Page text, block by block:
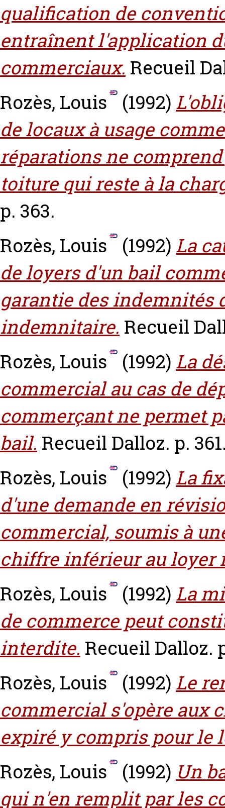
qualification de
entraînent l'application
commerciaux. Recueil
Rozès, Louis
(1992)
de locaux à usage
réparations ne
toiture qui reste à la
p. 363.
Rozès, Louis
(1992) La
de loyers d'un bail
garantie des indemnités
indemnitaire. Recueil
Rozès, Louis
(1992) La
commercial au cas de
commerçant ne permet
bail. Recueil Dalloz. p.
Rozès, Louis
(1992) La
d'une demande en
commercial, soumis à
chiffre inférieur au loyer
Rozès, Louis
(1992) La
de commerce peut
interdite. Recueil Dalloz.
Rozès, Louis
(1992) Le
commercial s'opère aux
expiré y compris pour le
Rozès, Louis
(1992) Un
qui n'en remplit par les